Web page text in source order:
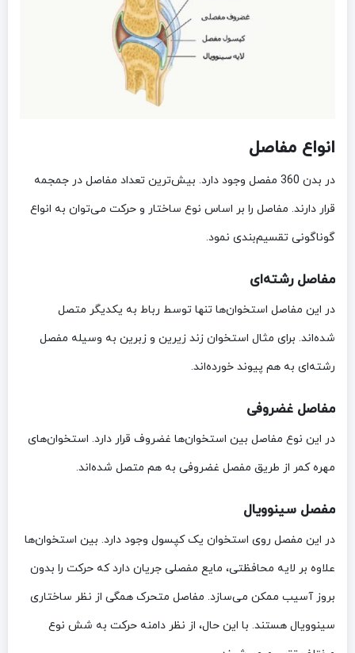
انواع مفاصل
در بدن 360 مفصل وجود دارد. بیش‌ترین تعداد مفاصل در جمجمه
قرار دارند. مفاصل را بر اساس نوع ساختار و حرکت می‌توان به انواع
گوناگونی تقسیم‌بندی نمود.
مفاصل رشته‌ای
در این مفاصل استخوان‌ها تنها توسط رباط به یکدیگر متصل
شده‌اند. برای مثال استخوان زند زیرین و زبرین به وسیله مفصل
رشته‌ای به هم پیوند خورده‌اند.
مفاصل غضروفی
در این نوع مفاصل بین استخوان‌ها غضروف قرار دارد. استخوان‌های
مهره کمر از طریق مفصل غضروفی به هم متصل شده‌اند.
مفصل سینوویال
در این مفصل روی استخوان یک کپسول وجود دارد. بین استخوان‌ها
علاوه بر لایه محافظتی، مایع مفصلی جریان دارد که حرکت را بدون
بروز آسیب ممکن می‌سازد. مفاصل متحرک همگی از نظر ساختاری
سینوویال هستند. با این حال، از نظر دامنه حرکت به شش نوع